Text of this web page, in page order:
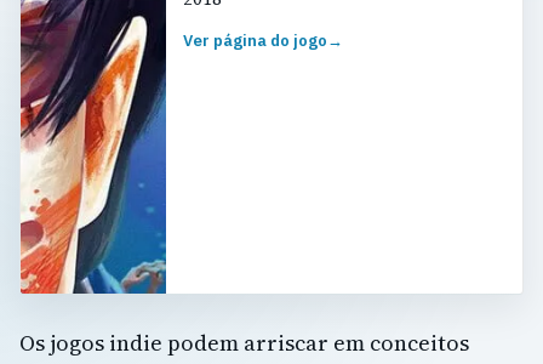
Ver página do jogo→
Os jogos indie podem arriscar em conceitos